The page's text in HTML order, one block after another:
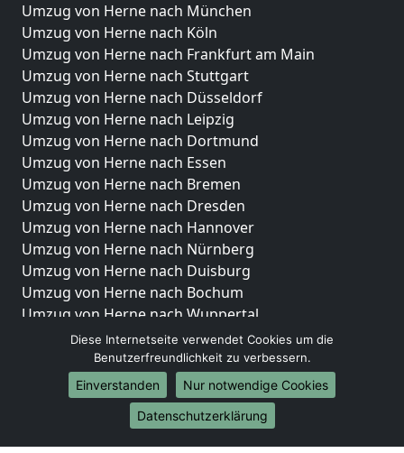
Umzug von Herne nach München
Umzug von Herne nach Köln
Umzug von Herne nach Frankfurt am Main
Umzug von Herne nach Stuttgart
Umzug von Herne nach Düsseldorf
Umzug von Herne nach Leipzig
Umzug von Herne nach Dortmund
Umzug von Herne nach Essen
Umzug von Herne nach Bremen
Umzug von Herne nach Dresden
Umzug von Herne nach Hannover
Umzug von Herne nach Nürnberg
Umzug von Herne nach Duisburg
Umzug von Herne nach Bochum
Umzug von Herne nach Wuppertal
Umzug von Herne nach Bielefeld
Umzug von Herne nach Bonn
Umzug von Herne nach Münster
Internationale-Umzüge
Umzug von Herne nach Brasilien
Diese Internetseite verwendet Cookies um die
Benutzerfreundlichkeit zu verbessern.
Einverstanden
Nur notwendige Cookies
Datenschutzerklärung